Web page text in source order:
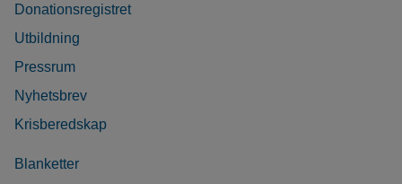
Donationsregistret
Utbildning
Pressrum
Nyhetsbrev
Krisberedskap
Blanketter